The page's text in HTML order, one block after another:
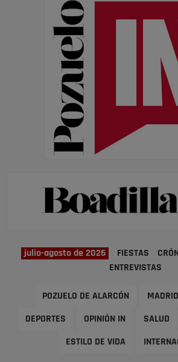
julio-agosto de 2026 FIESTAS
ENTREVISTAS
POZUELO DE ALARCÓN MADRID
DEPORTES OPINIÓN IN SALUD
ESTILO DE VIDA